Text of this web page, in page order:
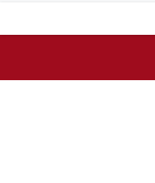
Perú